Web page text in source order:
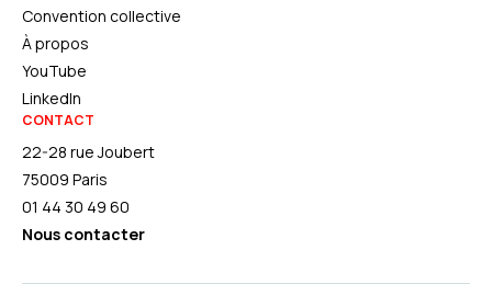
Convention collective
À propos
YouTube
LinkedIn
CONTACT
22-28 rue Joubert
75009 Paris
01 44 30 49 60
Nous contacter